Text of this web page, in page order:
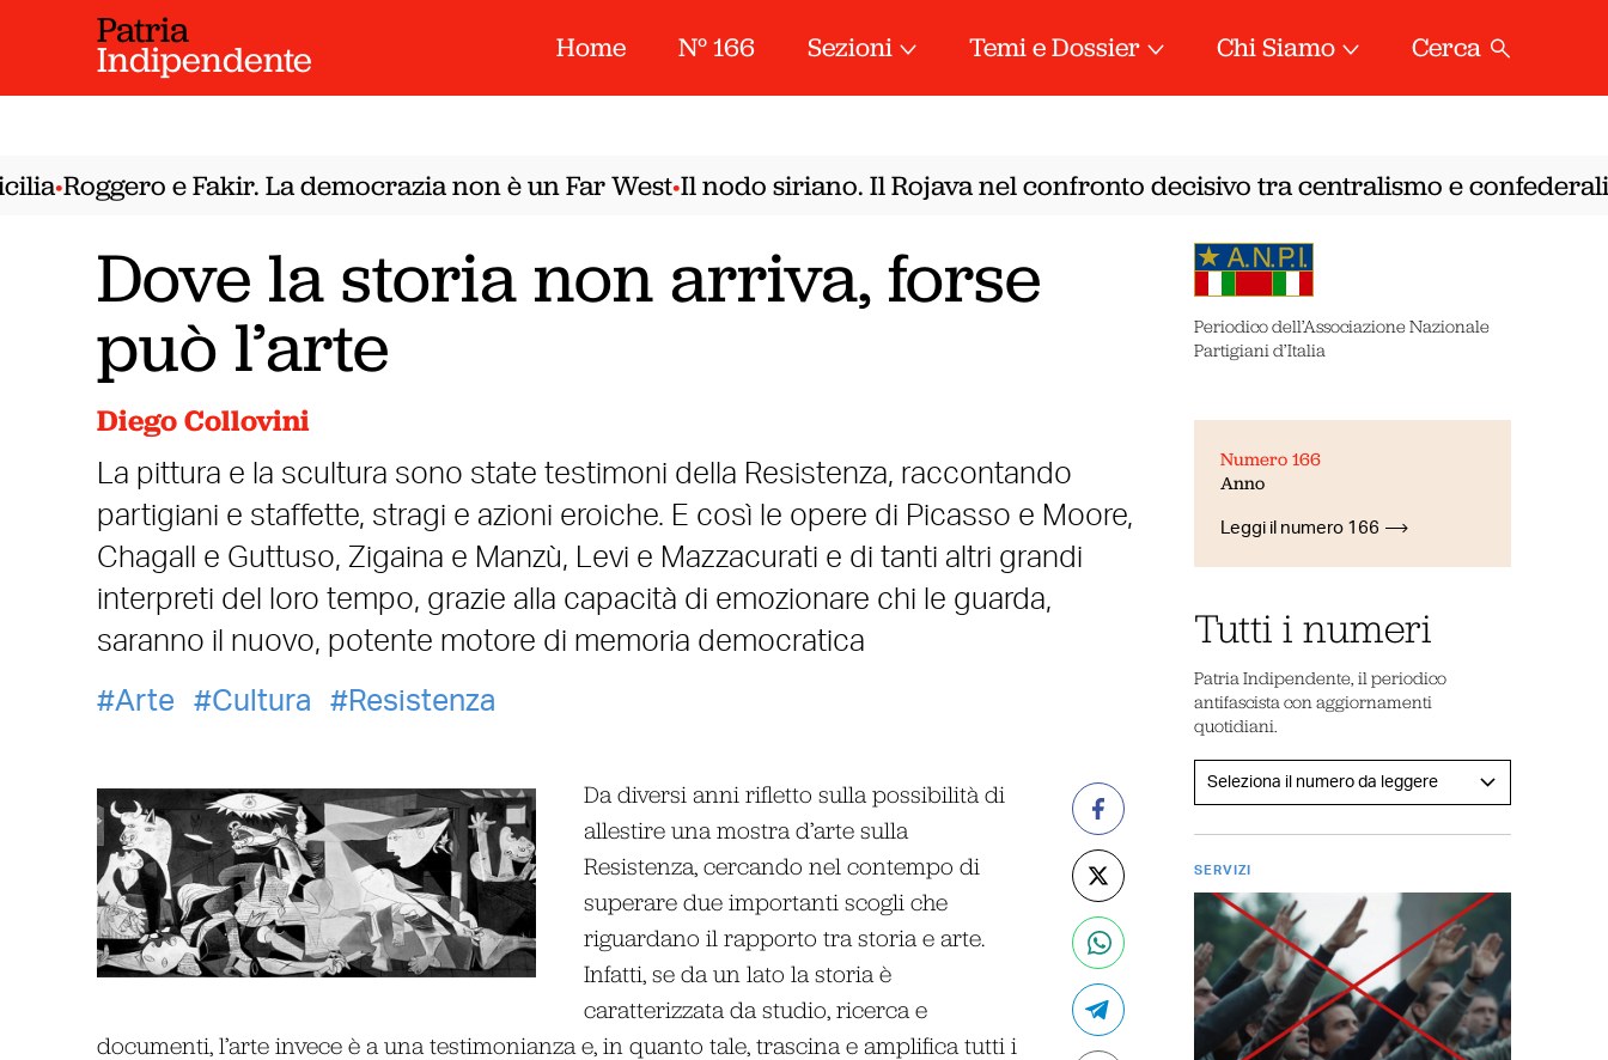
Patria
Indipendente Home N° 166 Sezioni Temi e Dossier Chi Siamo Cerca
•Roggero e Fakir. La democrazia non è un Far West•Il nodo siriano. Il Rojava nel confronto decisivo tra centralismo e
Dove la storia non arriva, forse
può l’arte
Diego Collovini
La pittura e la scultura sono state testimoni della Resistenza, raccontando
partigiani e staffette, stragi e azioni eroiche. E così le opere di Picasso e Moore,
Chagall e Guttuso, Zigaina e Manzù, Levi e Mazzacurati e di tanti altri grandi
interpreti del loro tempo, grazie alla capacità di emozionare chi le guarda,
saranno il nuovo, potente motore di memoria democratica
Arte
Cultura Resistenza
Da diversi anni rifletto sulla possibilità di
allestire una mostra d’arte sulla
Resistenza, cercando nel contempo di
superare due importanti scogli che
riguardano il rapporto tra storia e arte.
Infatti, se da un lato la storia è
caratterizzata da studio, ricerca e
documenti, l’arte invece è a una testimonianza e, in quanto tale, trascina e amplifica tutti i
Periodico dell’Associazione Nazionale
Partigiani d’Italia
Numero 166
Anno
Leggi il numero 166
Tutti i numeri
Patria Indipendente, il periodico
antifascista con aggiornamenti
quotidiani.
SERVIZI